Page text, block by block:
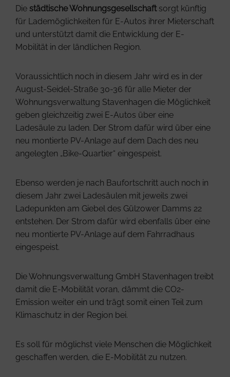
Die städtische Wohnungsgesellschaftsorgt künftig
für Lademöglichkeiten für E-Autos ihrer Mieterschaft
und unterstützt damit die Entwicklung der E-
Mobilität in der ländlichen Region.
Voraussichtlich noch in diesem Jahr wird es in der
August-Seidel-Straße 30-36 für alle Mieter der
Wohnungsverwaltung Stavenhagen die Möglichkeit
geben gleichzeitig zwei E-Autos über eine
Ladesäule zu laden. Der Strom dafür wird über eine
neu montierte PV-Anlage auf dem Dach des neu
angelegten „Bike-Quartier“ eingespeist.
Ebenso werden je nach Baufortschritt auch noch in
diesem Jahr zwei Ladesäulen mit jeweils zwei
Ladepunkten am Giebel des Gülzower Damms 22
entstehen. Der Strom dafür wird ebenfalls über eine
neu montierte PV-Anlage auf dem Fahrradhaus
eingespeist.
Die Wohnungsverwaltung GmbH Stavenhagen treibt
damit die E-Mobilität voran, dämmt die CO2-
Emission weiter ein und trägt somit einen Teil zum
Klimaschutz in der Region bei.
Es soll für möglichst viele Menschen die Möglichkeit
geschaffen werden, die E-Mobilität zu nutzen.